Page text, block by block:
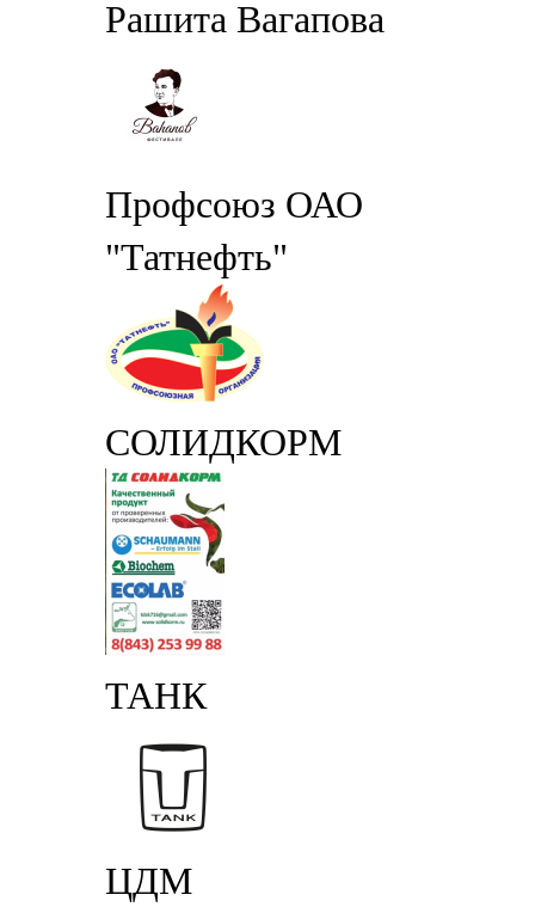
Рашита Вагапова
Профсоюз ОАО
"Татнефть"
СОЛИДКОРМ
ТАНК
ЦДМ